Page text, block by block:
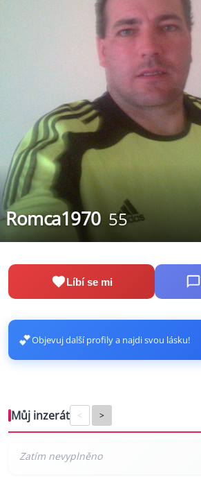
Romca1970 55
Líbí se mi
💕Objevuj další profily a najdi svou lásku!
Můj inzerát < >